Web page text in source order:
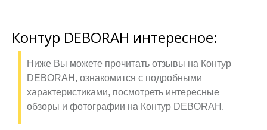
Контур DEBORAH интересное:
Ниже Вы можете прочитать отзывы на Контур
DEBORAH, ознакомится с подробными
характеристиками, посмотреть интересные
обзоры и фотографии на Контур DEBORAH.